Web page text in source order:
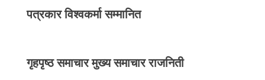
पत्रकार विश्वकर्मा सम्मानित
गृहपृष्ठ समाचार मुख्य समाचार राजनिती